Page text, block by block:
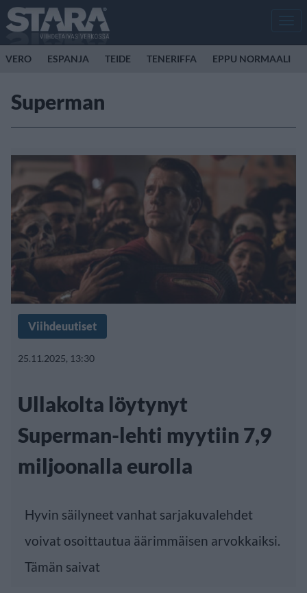
VERO ESPANJA TEIDE TENERIFFA EPPU NORMAALI
Superman
Viihdeuutiset
25.11.2025, 13:30
Ullakolta löytynyt
Superman-lehti myytiin 7,9
miljoonalla eurolla
Hyvin säilyneet vanhat sarjakuvalehdet
voivat osoittautua äärimmäisen arvokkaiksi.
Tämän saivat